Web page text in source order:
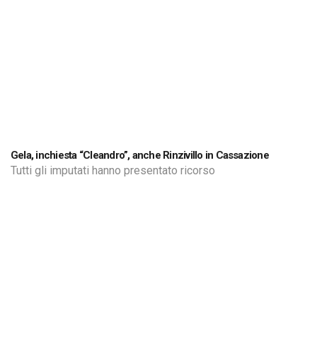
Gela, inchiesta “Cleandro”, anche Rinzivillo in Cassazione
Tutti gli imputati hanno presentato ricorso